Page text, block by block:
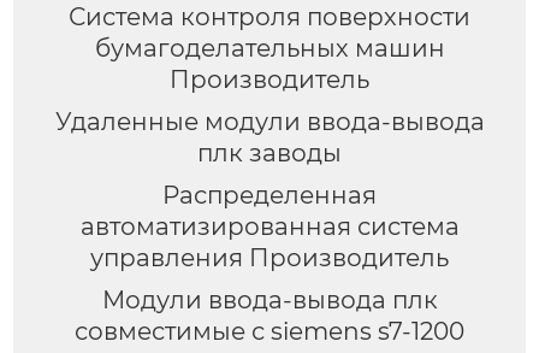
Система контроля поверхности
бумагоделательных машин
Производитель
Удаленные модули ввода-вывода
плк заводы
Распределенная
автоматизированная система
управления Производитель
Модули ввода-вывода плк
совместимые с siemens s7-1200